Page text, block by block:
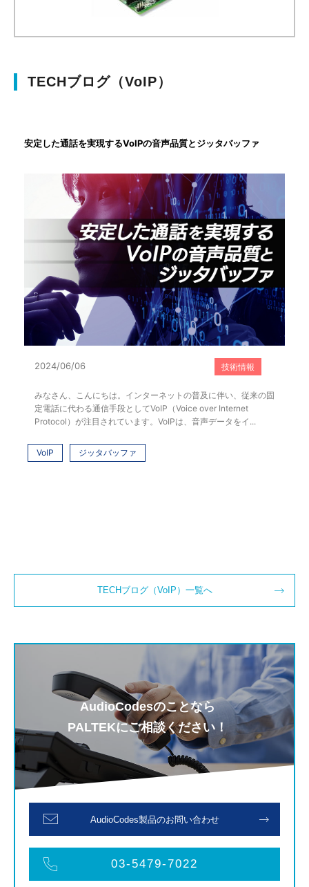
TECHブログ（VoIP）
TECHブログ（VoIP）一覧へ
AudioCodesのことなら
PALTEKにご相談ください！
AudioCodes製品のお問い合わせ
03-5479-7022